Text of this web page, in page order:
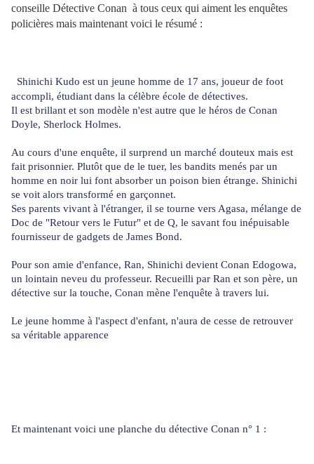
conseille Détective Conan à tous ceux qui aiment les enquêtes
policières mais maintenant voici le résumé :
Shinichi Kudo est un jeune homme de 17 ans, joueur de foot
accompli, étudiant dans la célèbre école de détectives.
Il est brillant et son modèle n'est autre que le héros de Conan
Doyle, Sherlock Holmes.
Au cours d'une enquête, il surprend un marché douteux mais est
fait prisonnier. Plutôt que de le tuer, les bandits menés par un
homme en noir lui font absorber un poison bien étrange. Shinichi
se voit alors transformé en garçonnet.
Ses parents vivant à l'étranger, il se tourne vers Agasa, mélange de
Doc de "Retour vers le Futur" et de Q, le savant fou inépuisable
fournisseur de gadgets de James Bond.
Pour son amie d'enfance, Ran, Shinichi devient Conan Edogowa,
un lointain neveu du professeur. Recueilli par Ran et son père, un
détective sur la touche, Conan mène l'enquête à travers lui.
Le jeune homme à l'aspect d'enfant, n'aura de cesse de retrouver
sa véritable apparence
Et maintenant voici une planche du détective Conan n° 1 :